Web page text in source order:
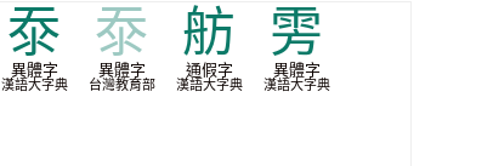
沗
異體字
漢語大字典
沗
異體字
台灣教育部
舫
通假字
漢語大字典
雱
異體字
漢語大字典